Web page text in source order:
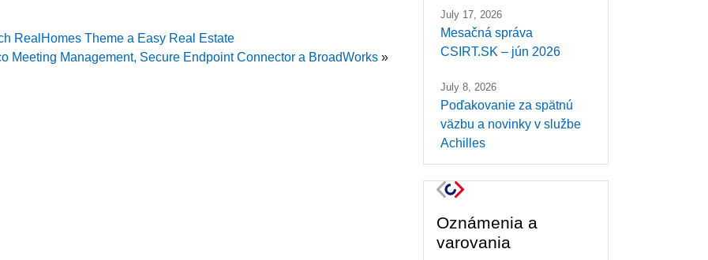
RealHomes Theme a Easy Real Estate
Meeting Management, Secure Endpoint Connector a BroadWorks »
July 17, 2026
Mesačná správa
CSIRT.SK – jún 2026
July 8, 2026
Poďakovanie za spätnú
väzbu a novinky v službe
Achilles
Oznámenia a
varovania